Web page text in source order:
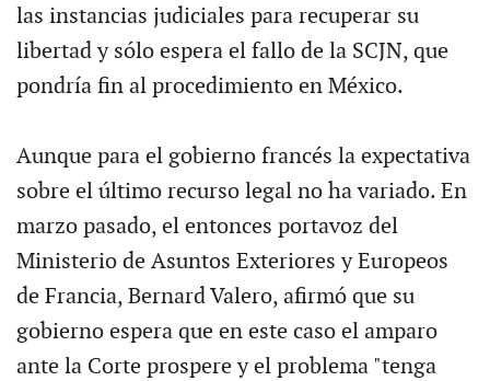
las instancias judiciales para recuperar su
libertad y sólo espera el fallo de la SCJN, que
pondría fin al procedimiento en México.
Aunque para el gobierno francés la expectativa
sobre el último recurso legal no ha variado. En
marzo pasado, el entonces portavoz del
Ministerio de Asuntos Exteriores y Europeos
de Francia, Bernard Valero, afirmó que su
gobierno espera que en este caso el amparo
ante la Corte prospere y el problema "tenga